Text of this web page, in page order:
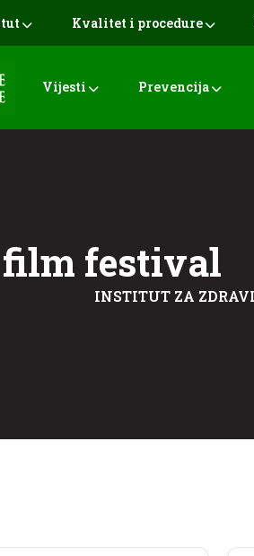
Kvalitet i procedure
Vijesti Prevencija
festival
INSTITUT ZA